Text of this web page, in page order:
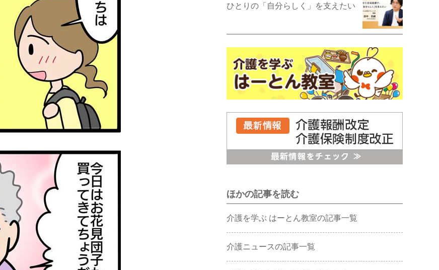
ひとりの「自分らしく」を支えたい
ほかの記事を読む
介護を学ぶ はーとん教室の記事一覧
介護ニュースの記事一覧